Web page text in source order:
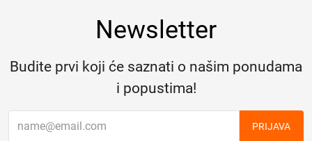
Newsletter
Budite prvi koji će saznati o našim ponudama
i popustima!
PRIJAVA